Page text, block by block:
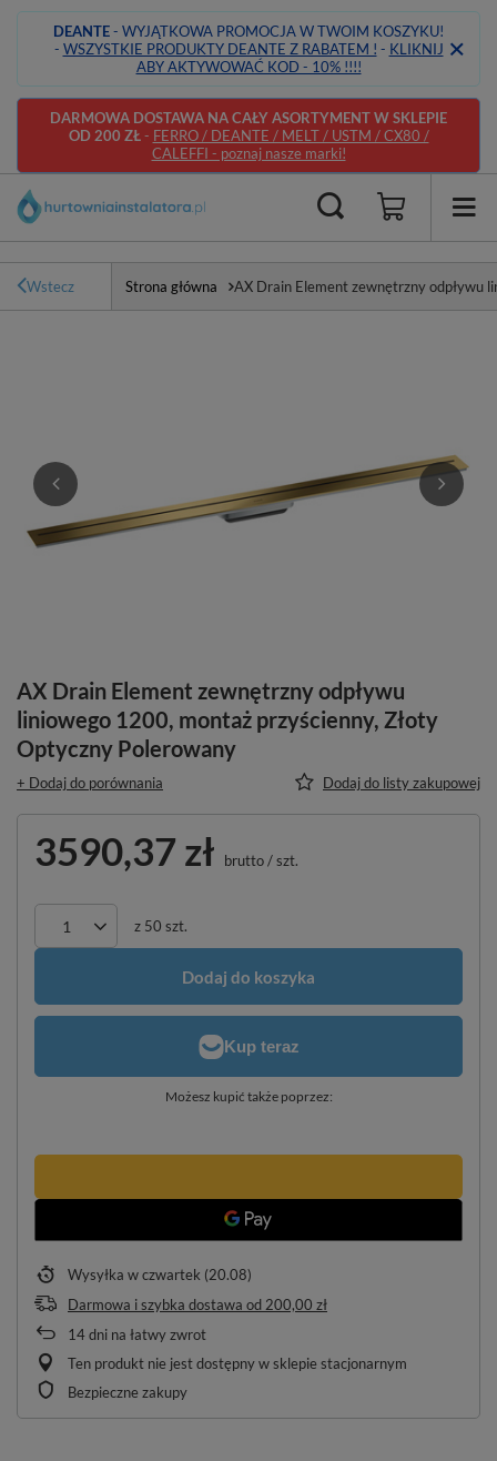
DEANTE- WYJĄTKOWA PROMOCJA W TWOIM KOSZYKU!
- WSZYSTKIE PRODUKTY DEANTE Z RABATEM ! - KLIKNIJ
ABY AKTYWOWAĆ KOD - 10% !!!!
DARMOWA DOSTAWA NA CAŁY ASORTYMENT W SKLEPIE
OD 200 ZŁ- FERRO / DEANTE / MELT / USTM / CX80 /
CALEFFI - poznaj nasze marki!
Wstecz Strona główna AX Drain Element zewnętrzny odpływu
AX Drain Element zewnętrzny odpływu
liniowego 1200, montaż przyścienny, Złoty
Optyczny Polerowany
+ Dodaj do porównania Dodaj do listy zakupowej
3590,37 zł brutto/szt.
z 50 szt.
Dodaj do koszyka
Możesz kupić także poprzez:
Wysyłka w czwartek (20.08)
Darmowa i szybka dostawa od 200,00 zł
14dni na łatwy zwrot
Ten produkt nie jest dostępny w sklepie stacjonarnym
Bezpieczne zakupy